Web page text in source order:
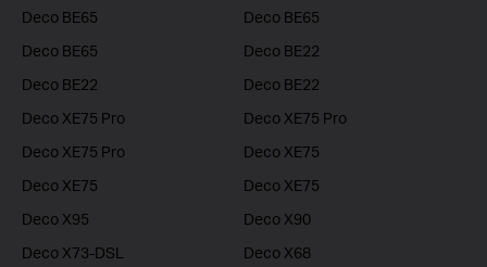
Deco BE65
Deco BE65
Deco BE65
Deco BE22
Deco BE22
Deco BE22
Deco XE75 Pro
Deco XE75 Pro
Deco XE75 Pro
Deco XE75
Deco XE75
Deco XE75
Deco X95
Deco X90
Deco X73-DSL
Deco X68